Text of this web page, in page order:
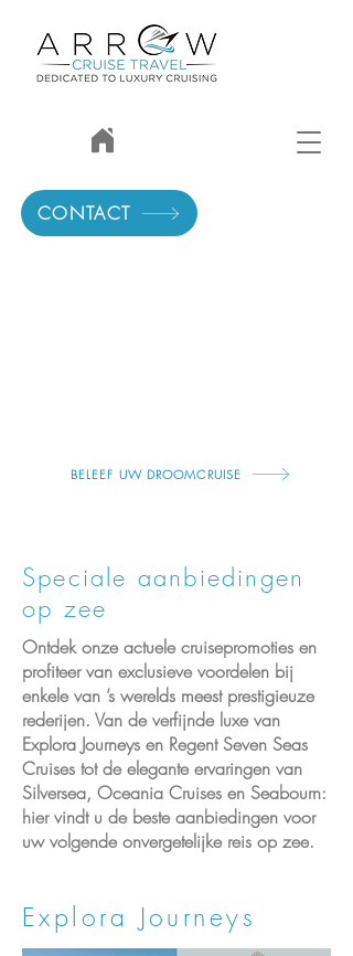
CONTACT
BELEEF UW DROOMCRUISE
Speciale aanbiedingen
op zee
Ontdek onze actuele cruisepromoties en
profiteer van exclusieve voordelen bij
enkele van ’s werelds meest prestigieuze
rederijen. Van de verfijnde luxe van
Explora Journeys en Regent Seven Seas
Cruises tot de elegante ervaringen van
Silversea, Oceania Cruises en Seabourn:
hier vindt u de beste aanbiedingen voor
uw volgende onvergetelijke reis op zee.
Explora Journeys